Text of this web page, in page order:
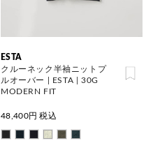
ESTA
クルーネック半袖ニットプ
ルオーバー | ESTA | 30G
MODERN FIT
48,400円 税込